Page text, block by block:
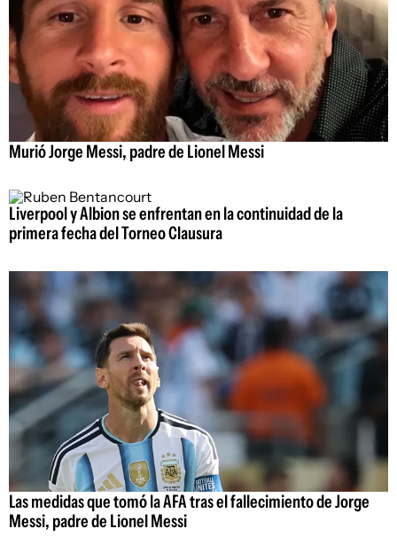
Murió Jorge Messi, padre de Lionel Messi
Liverpool y Albion se enfrentan en la continuidad de la
primera fecha del Torneo Clausura
Las medidas que tomó la AFA tras el fallecimiento de Jorge
Messi, padre de Lionel Messi